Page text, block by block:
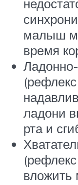
малыш
время
ладони
рта и